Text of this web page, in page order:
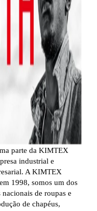
parte da KIMTEX
industrial e
A KIMTEX
1998, somos um dos
de roupas e
de chapéus,